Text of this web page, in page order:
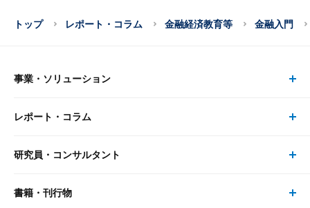
トップ レポート・コラム 金融経済教育等 金融入門
事業・ソリューション
事業・ソリューション トップ
リサーチ
レポート・コラム
レポート・コラム トップ
最新のレポート・コラム
研究員・コンサルタント
研究員・コンサルタント トップ
書籍・刊行物